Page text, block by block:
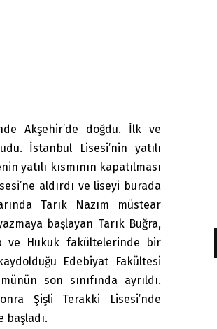
Akşehir’de doğdu. İlk ve
İstanbul Lisesi’nin yatılı
yatılı kısmının kapatılması
aldırdı ve liseyi burada
Tarık Nazım müstear
başlayan Tarık Buğra,
ve Hukuk fakültelerinde bir
Edebiyat Fakültesi
son sınıfında ayrıldı.
Şişli Terakki Lisesi’nde
başladı.